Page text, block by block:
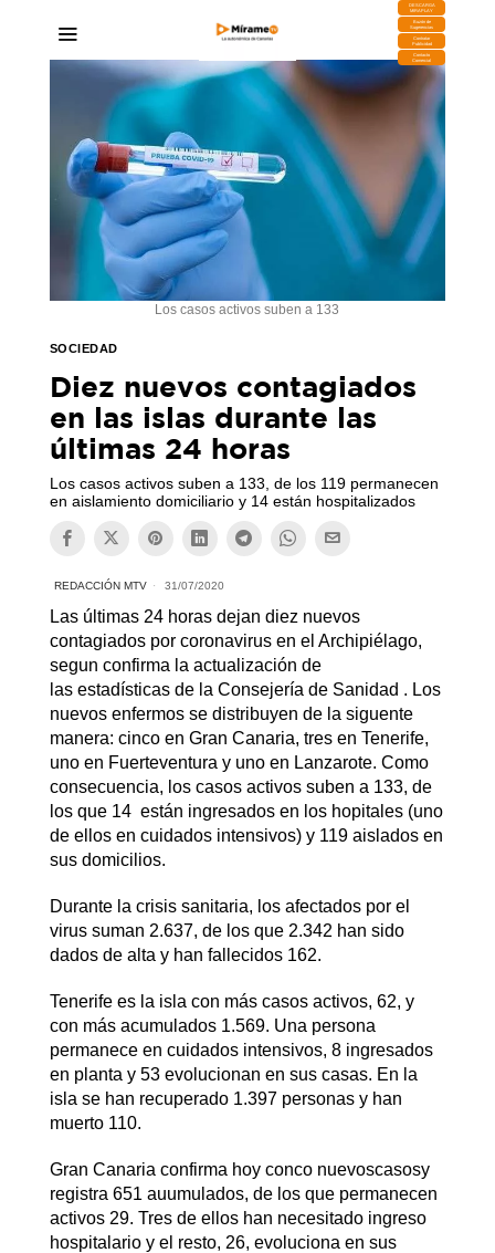
DESCARGA
MIRAPLAY
Buzón de
Sugerencias
Contratar
Publicidad
Contacto
Comercial
Los casos activos suben a 133
SOCIEDAD
Diez nuevos contagiados
en las islas durante las
últimas 24 horas
Los casos activos suben a 133, de los 119 permanecen
en aislamiento domiciliario y 14 están hospitalizados
REDACCIÓN MTV 31/07/2020
Las últimas 24 horas dejan diez nuevos
contagiados por coronavirus en el Archipiélago,
segun confirma la actualización de
las estadísticas de la Consejería de Sanidad . Los
nuevos enfermos se distribuyen de la siguente
manera: cinco en Gran Canaria, tres en Tenerife,
uno en Fuerteventura y uno en Lanzarote. Como
consecuencia, los casos activos suben a 133, de
los que 14 están ingresados en los hopitales (uno
de ellos en cuidados intensivos) y 119 aislados en
sus domicilios.
Durante la crisis sanitaria, los afectados por el
virus suman 2.637, de los que 2.342 han sido
dados de alta y han fallecidos 162.
Tenerife es la isla con más casos activos, 62, y
con más acumulados 1.569. Una persona
permanece en cuidados intensivos, 8 ingresados
en planta y 53 evolucionan en sus casas. En la
isla se han recuperado 1.397 personas y han
muerto 110.
Gran Canaria confirma hoy conco nuevoscasosy
registra 651 auumulados, de los que permanecen
activos 29. Tres de ellos han necesitado ingreso
hospitalario y el resto, 26, evoluciona en sus